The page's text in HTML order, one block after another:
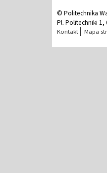
© Politechnika
Pl. Politechniki
Kontakt Mapa